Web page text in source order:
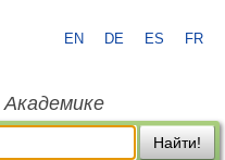
EN DE ES FR
Академике
Найти!